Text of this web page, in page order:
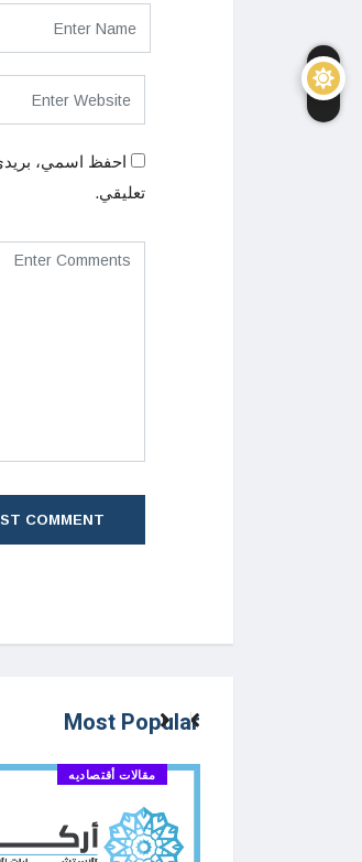
احفظ اسمي، بريدي
تعليقي.
Most Popular
مقالات أقتصاديه